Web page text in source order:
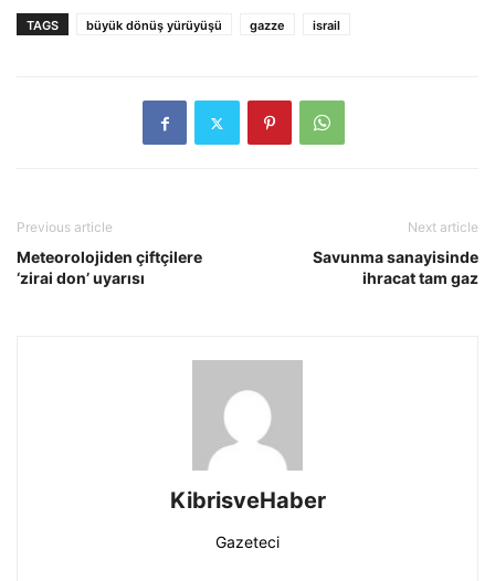
TAGS büyük dönüş yürüyüşü gazze israil
Previous article
Meteorolojiden çiftçilere
‘zirai don’ uyarısı
Next article
Savunma sanayisinde
ihracat tam gaz
KibrisveHaber
Gazeteci